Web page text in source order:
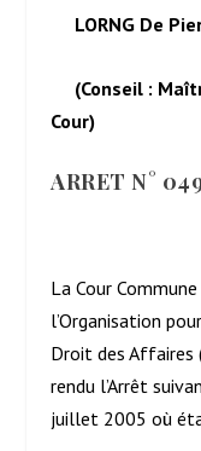
LORNG De
(Conseil :
Cour)
ARRET N°
La Cour Commune
l’Organisation
Droit des Affaires
rendu l’Arrêt
juillet 2005 où